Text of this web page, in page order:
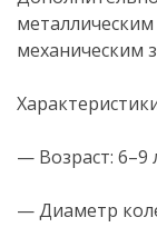
механическим
— Возраст: 6–9
— Диаметр